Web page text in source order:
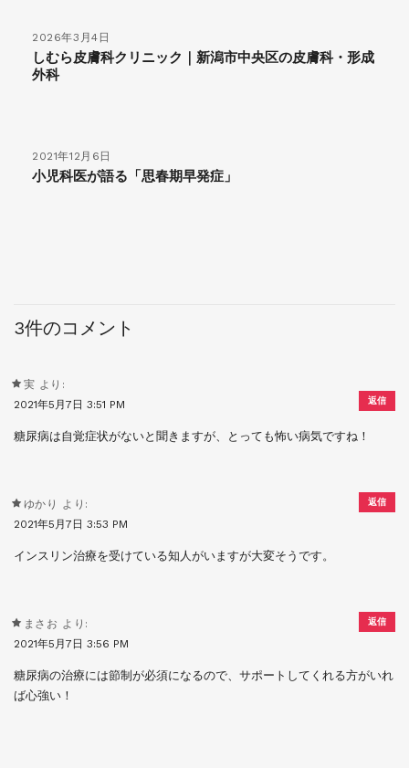
2026年3月4日
しむら皮膚科クリニック｜新潟市中央区の皮膚科・形成
外科
2021年12月6日
小児科医が語る「思春期早発症」
3件のコメント
実 より:
2021年5月7日 3:51 PM
糖尿病は自覚症状がないと聞きますが、とっても怖い病気ですね！
返信
ゆかり
より:
2021年5月7日 3:53 PM
インスリン治療を受けている知人がいますが大変そうです。
返信
まさお より:
2021年5月7日 3:56 PM
糖尿病の治療には節制が必須になるので、サポートしてくれる方がいれ
ば心強い！
返信